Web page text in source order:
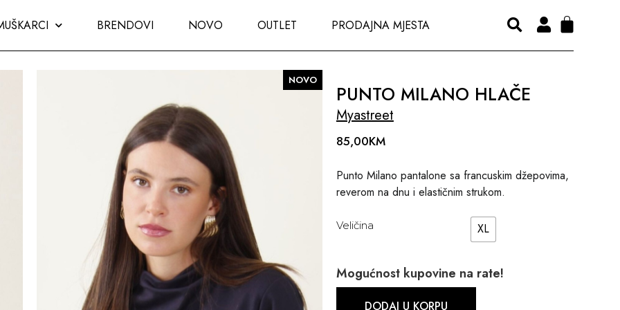
BRENDOVI NOVO OUTLET PRODAJNA MJESTA
NOVO
PUNTO MILANO HLAČE
Myastreet
85,00KM
Punto Milano pantalone sa francuskim džepovima,
reverom na dnu i elastičnim strukom.
Veličina XL
Mogućnost kupovine na rate!
DODAJ U KORPU